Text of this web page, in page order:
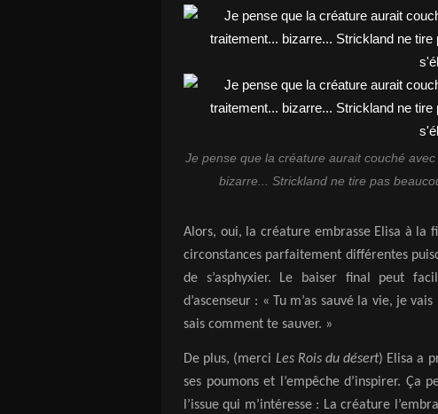
Je pense que la créature aurait couché
bizarre... Strickland ne tire pas
Alors, oui, la créature embrasse Elisa à la
circonstances parfaitement différentes
de s’asphyxier. Le baiser final peut
d’ascenseur : « Tu m’as sauvé la vie, je
sais comment te sauver. »
De plus, (merci Les Rois du désert) Elisa a
ses poumons et l’empêche d’inspirer. Ça
l’issue qui m’intéresse : La créature